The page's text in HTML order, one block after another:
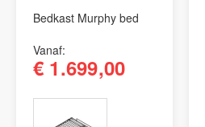
Bedkast Murphy bed
Vanaf
€ 1.699,00